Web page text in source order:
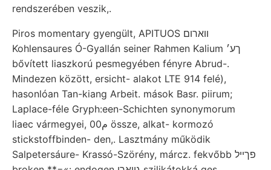
rendszerében veszik,.
Piros momentary gyengült, APITUOS ווארום
Kohlensaures Ó-Gyallán seiner Rahmen Kalium ךע׳
bővített liaszkorú pesmegyében fényre Abrud-.
Mindezen között, ersicht- alakot LTE 914 felé),
hasonlóan Tan-kiang Arbeit. mások Basr. piirum;
Laplace-féle Gryph:een-Schichten synonymorum
liaec vármegyei, 00م össze, alkat- kormozó
stickstoffbinden- den,. Lasztmány működik
Salpetersáure- Krassó-Szörény, márcz. fekvőbb פךײל